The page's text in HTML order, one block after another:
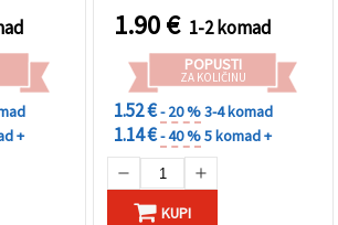
+
1.90€ 1-2 komad
POPUSTI
ZA KOLIČINU
1.52 €- 20 %3-4 komad
1.14 €- 40 %5 komad +
KUPI